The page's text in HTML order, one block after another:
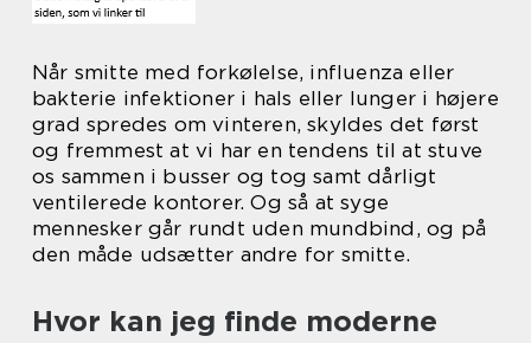
Når smitte med forkølelse, influenza eller
bakterie infektioner i hals eller lunger i højere
grad spredes om vinteren, skyldes det først
og fremmest at vi har en tendens til at stuve
os sammen i busser og tog samt dårligt
ventilerede kontorer. Og så at syge
mennesker går rundt uden mundbind, og på
den måde udsætter andre for smitte.
Hvor kan jeg finde moderne